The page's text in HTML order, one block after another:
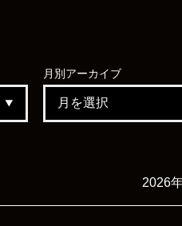
月別 アーカイブ
2026